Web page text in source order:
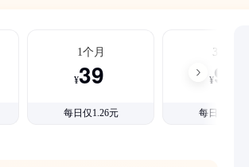
1个月
¥39
每日仅1.26元
3个月
¥99
每日仅1.08元